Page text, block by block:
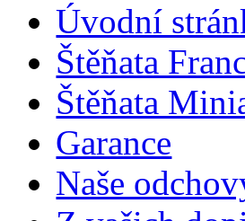
Úvodní
Štěňata
Štěňata
Garance
Naše